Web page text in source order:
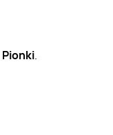
Pionki.